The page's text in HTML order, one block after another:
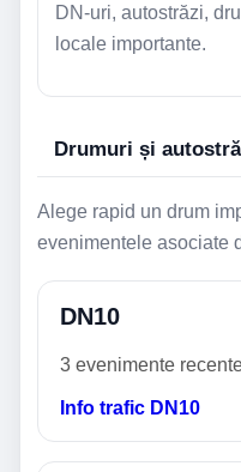
DN-uri, autostrăzi,
locale importante.
Drumuri și
Alege rapid un drum
evenimentele asociate
DN10
3 evenimente
Info trafic DN10